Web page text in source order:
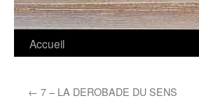
Aller
contenu
Accueil
← 7 – LA DEROBADE DU SENS